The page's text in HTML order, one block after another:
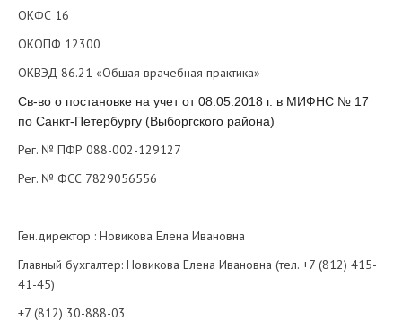
ОКФС 16
ОКОПФ 12300
ОКВЭД 86.21 «Общая врачебная практика»
Св-во о постановке на учет от 08.05.2018 г. в МИФНС № 17
по Санкт-Петербургу (Выборгского района)
Рег. № ПФР 088-002-129127
Рег. № ФСС 7829056556
Ген.директор : Новикова Елена Ивановна
Главный бухгалтер: Новикова Елена Ивановна (тел. +7 (812) 415-
41-45)
+7 (812) 30-888-03